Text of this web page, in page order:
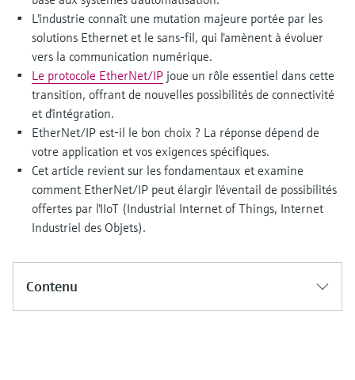
l'application
Device Viewer
Trouver des informations et de la
documentation spécifiques à un produit
Recherche de pièces détachées
tapant la racine/le code du produit et
accédez aux données spécifiques, vues
éclatées et notices de montage des appareils
pour un remplacement/réparation rapide.
Mesure du niveau par barrière à
micro-ondes
Mesure du niveau par la pression
Voir tous
Analyseurs de dureté, fer, etc.
Photomètres de process
Mesure par transmission de micro-
ondes
Technologie Memosens
Voir tous
décisionnels
L'industrie connaît une mutation majeure portée par les
solutions Ethernet et le sans-fil, qui l'amènent à évoluer
vers la communication numérique.
Le protocole EtherNet/IP joue un rôle essentiel dans cette
transition, offrant de nouvelles possibilités de connectivité
et d'intégration.
EtherNet/IP est-il le bon choix ? La réponse dépend de
votre application et vos exigences spécifiques.
Cet article revient sur les fondamentaux et examine
comment EtherNet/IP peut élargir l'éventail de possibilités
offertes par l'IIoT (Industrial Internet of Things, Internet
Industriel des Objets).
Contenu